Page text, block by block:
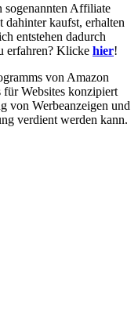
sogenannten Affiliate
dahinter kaufst, erhalten
entstehen dadurch
erfahren? Klicke hier!
von Amazon
Websites konzipiert
von Werbeanzeigen und
verdient werden kann.